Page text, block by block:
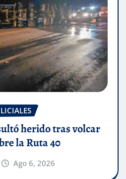
herido tras volcar
la Ruta 40
Ago 6, 2026